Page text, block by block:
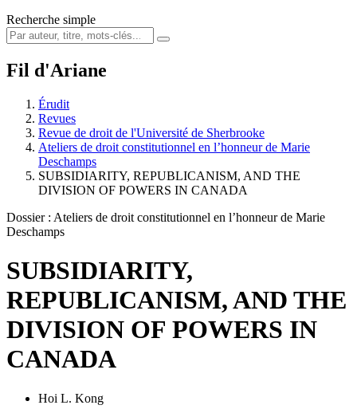
Recherche simple
Fil d'Ariane
Érudit
Revues
Revue de droit de l'Université de Sherbrooke
Ateliers de droit constitutionnel en l’honneur de Marie
Deschamps
SUBSIDIARITY, REPUBLICANISM, AND THE
DIVISION OF POWERS IN CANADA
Dossier : Ateliers de droit constitutionnel en l’honneur de Marie
Deschamps
SUBSIDIARITY,
REPUBLICANISM, AND THE
DIVISION OF POWERS IN
CANADA
Hoi L. Kong